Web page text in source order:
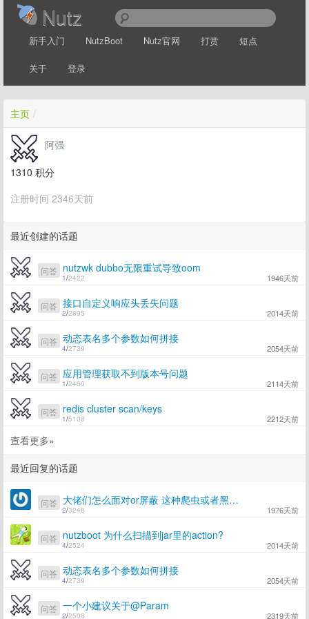
Nutz
新手入门 NutzBoot Nutz官网 打赏 短点
关于 登录
主页 /
阿强
1310 积分
注册时间 2346天前
最近创建的话题
1/2422 1946天前
问答 nutzwk dubbo无限重试导致oom
2/2895 2014天前
问答 接口自定义响应头丢失问题
4/2739 2054天前
问答 动态表名多个参数如何拼接
1/2460 2114天前
问答 应用管理获取不到版本号问题
1/5108 2212天前
问答 redis cluster scan/keys
查看更多»
最近回复的话题
2/3248 1976天前
问答 大佬们怎么面对or屏蔽 这种爬虫或者黑客嗅探？
4/2524 2014天前
问答 nutzboot 为什么扫描到jar里的action?
4/2739 2054天前
问答 动态表名多个参数如何拼接
2/2508 2319天前
问答 一个小建议关于@Param